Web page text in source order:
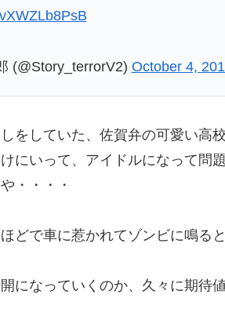
(@Story_terrorV2) October 4,
をしていた、佐賀弁の可愛い高
にいって、アイドルになって問
・・・・
どで車に惹かれてゾンビに鳴る
になっていくのか、久々に期待